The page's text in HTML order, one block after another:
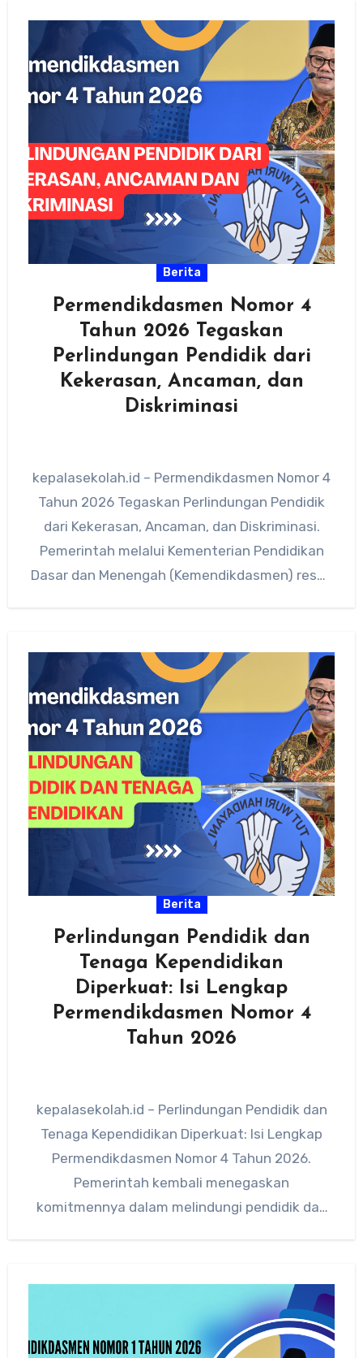
Berita
Permendikdasmen Nomor 4
Tahun 2026 Tegaskan
Perlindungan Pendidik dari
Kekerasan, Ancaman, dan
Diskriminasi
kepalasekolah.id – Permendikdasmen Nomor 4
Tahun 2026 Tegaskan Perlindungan Pendidik
dari Kekerasan, Ancaman, dan Diskriminasi.
Pemerintah melalui Kementerian Pendidikan
Dasar dan Menengah (Kemendikdasmen) resmi
Berita
Perlindungan Pendidik dan
Tenaga Kependidikan
Diperkuat: Isi Lengkap
Permendikdasmen Nomor 4
Tahun 2026
kepalasekolah.id – Perlindungan Pendidik dan
Tenaga Kependidikan Diperkuat: Isi Lengkap
Permendikdasmen Nomor 4 Tahun 2026.
Pemerintah kembali menegaskan
komitmennya dalam melindungi pendidik dan